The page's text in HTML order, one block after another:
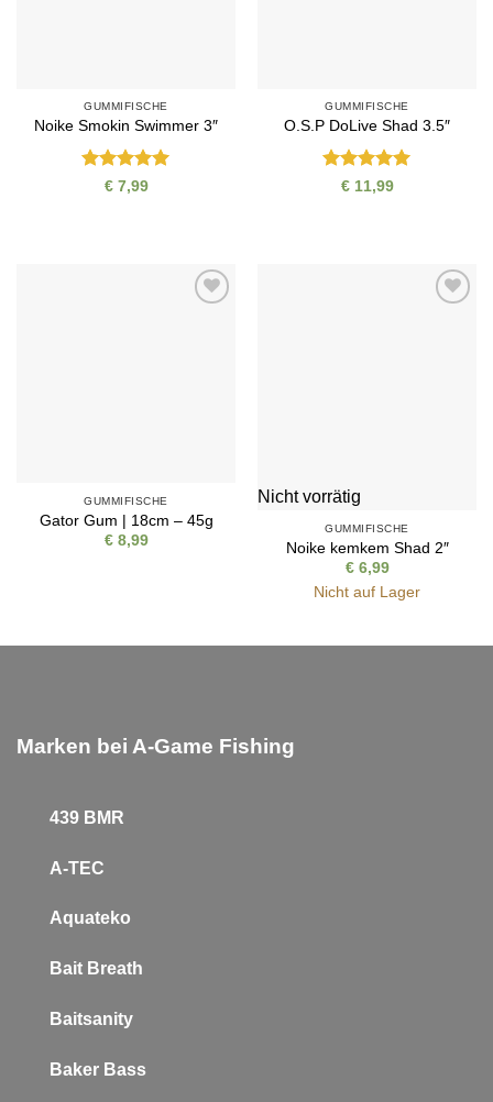
GUMMIFISCHE
Noike Smokin Swimmer 3″
Bewertet
€7,99
GUMMIFISCHE
O.S.P DoLive Shad 3.5″
Bewertet
€11,99
GUMMIFISCHE
Gator Gum | 18cm – 45g
€8,99
Nicht vorrätig
GUMMIFISCHE
Noike kemkem Shad 2″
€6,99
Nicht auf Lager
Marken bei A-Game Fishing
439 BMR
A-TEC
Aquateko
Bait Breath
Baitsanity
Baker Bass